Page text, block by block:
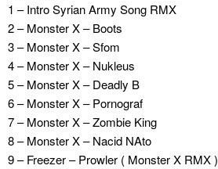
1 – Intro Syrian Army Song RMX
2 – Monster X – Boots
3 – Monster X – Sfom
4 – Monster X – Nukleus
5 – Monster X – Deadly B
6 – Monster X – Pornograf
7 – Monster X – Zombie King
8 – Monster X – Nacid NAto
9 – Freezer – Prowler ( Monster X RMX )